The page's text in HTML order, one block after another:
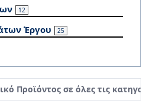
12
Έργου 25